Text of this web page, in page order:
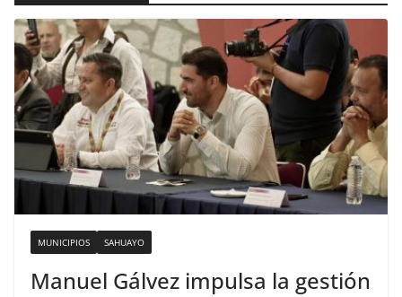
MUNICIPIOS SAHUAYO
Manuel Gálvez impulsa la gestión